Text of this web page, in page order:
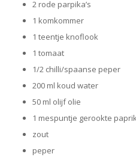
2 rode parpika’s
1 komkommer
1 teentje knoflook
1 tomaat
1/2 chilli/spaanse peper
200 ml koud water
50 ml olijf olie
1 mespuntje gerookte
zout
peper